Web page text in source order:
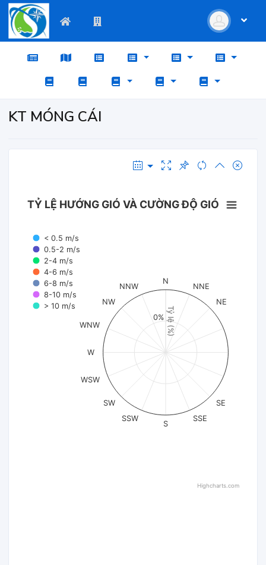
KT MÓNG CÁI
Tỷ lệ (%)
TỶ LỆ HƯỚNG GIÓ VÀ CƯỜNG ĐỘ GIÓ
< 0.5 m/s
0.5-2 m/s
2-4 m/s
4-6 m/s
6-8 m/s
8-10 m/s
> 10 m/s
N
NNE
NE
SE
SSE
S
SSW
SW
WSW
W
WNW
NW
NNW
0%
Highcharts.com